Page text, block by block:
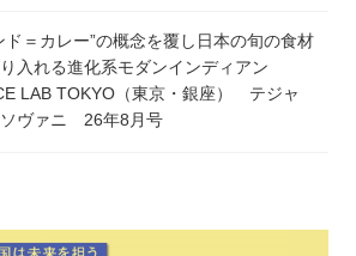
ド＝カレー”の概念を覆し日本の旬の食材
入れる進化系モダンインディアン
LAB TOKYO（東京・銀座） テジャ
ソヴァニ 26年8月号